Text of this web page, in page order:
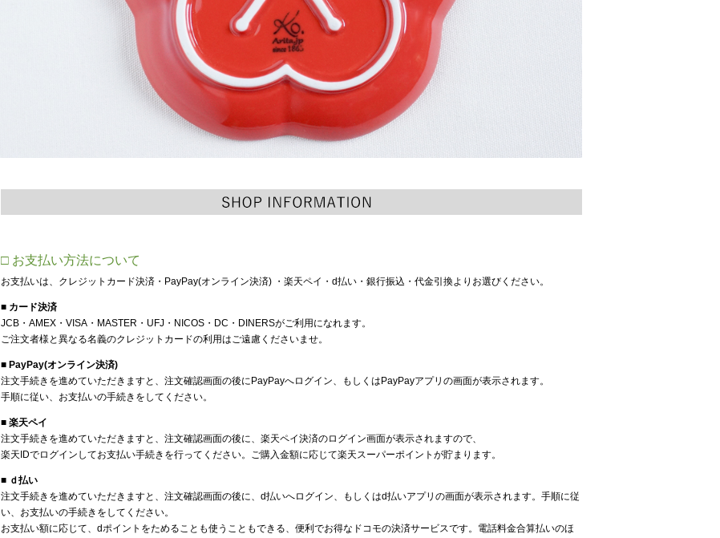
□ お支払い方法について
お支払いは、クレジットカード決済・PayPay(オンライン決済) ・楽天ペイ・d払い・銀行振込・代金引換よりお選びください。
■ カード決済
JCB・AMEX・VISA・MASTER・UFJ・NICOS・DC・DINERSがご利用になれます。
ご注文者様と異なる名義のクレジットカードの利用はご遠慮くださいませ。
■ PayPay(オンライン決済)
注文手続きを進めていただきますと、注文確認画面の後にPayPayへログイン、もしくはPayPayアプリの画面が表示されます。
手順に従い、お支払いの手続きをしてください。
■ 楽天ペイ
注文手続きを進めていただきますと、注文確認画面の後に、楽天ペイ決済のログイン画面が表示されますので、
楽天IDでログインしてお支払い手続きを行ってください。ご購入金額に応じて楽天スーパーポイントが貯まります。
■ ｄ払い
注文手続きを進めていただきますと、注文確認画面の後に、d払いへログイン、もしくはd払いアプリの画面が表示されます。手順に従
い、お支払いの手続きをしてください。
お支払い額に応じて、dポイントをためることも使うこともできる、便利でお得なドコモの決済サービスです。電話料金合算払いのほ